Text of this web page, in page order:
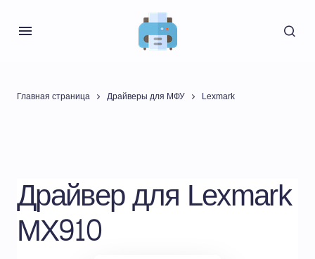
Главная страница Драйверы для МФУ Lexmark
Драйвер для Lexmark
MX910